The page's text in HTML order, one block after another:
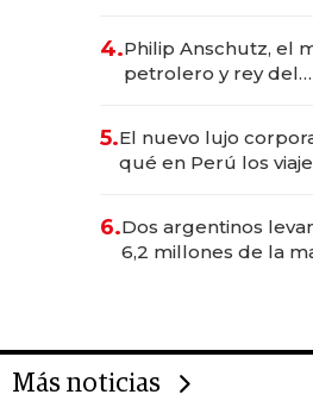
4.Philip Anschutz, el
petrolero y rey del
Fénix
5.El nuevo lujo
qué en Perú los
para convertirse en
transformadoras
6.Dos argentinos
6,2 millones de la
Más noticias